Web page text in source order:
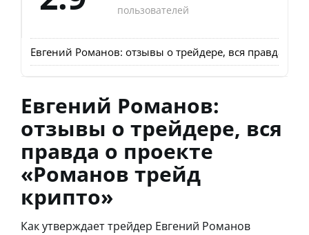
пользователей
Евгений Романов: отзывы о трейдере, вся правда о
Евгений Романов:
отзывы о трейдере, вся
правда о проекте
«Романов трейд
крипто»
Как утверждает трейдер Евгений Романов